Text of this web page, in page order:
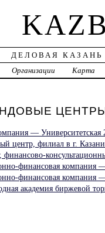
ДЕЛОВАЯ
Организации Карта
ЦЕНТРЫ
— Университетская
центр, филиал в г.
финансово-
финансовая компания —
финансовая компания
академия биржевой